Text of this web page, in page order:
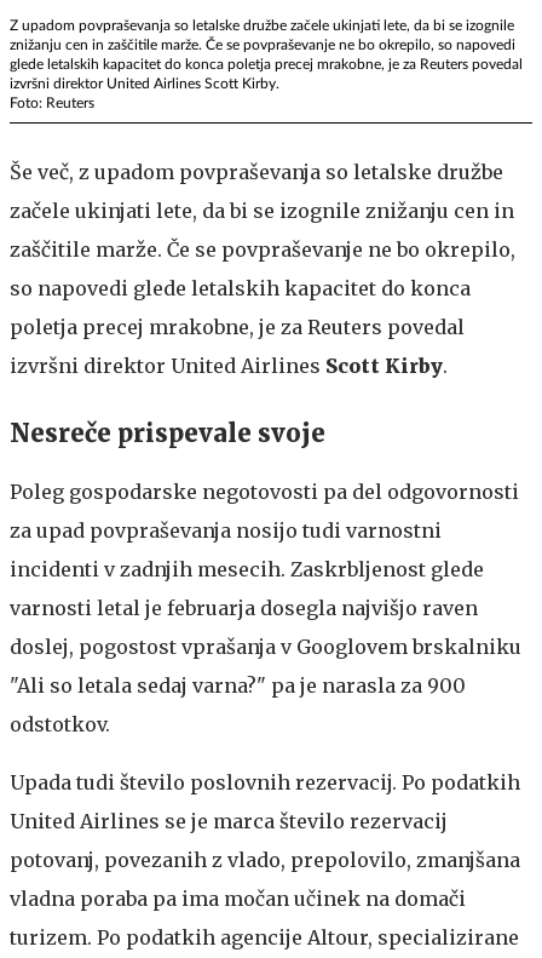
Z upadom povpraševanja so letalske družbe začele ukinjati lete, da bi se izognile
znižanju cen in zaščitile marže. Če se povpraševanje ne bo okrepilo, so napovedi
glede letalskih kapacitet do konca poletja precej mrakobne, je za Reuters povedal
izvršni direktor United Airlines Scott Kirby.
Foto: Reuters
Še več, z upadom povpraševanja so letalske družbe
začele ukinjati lete, da bi se izognile znižanju cen in
zaščitile marže. Če se povpraševanje ne bo okrepilo,
so napovedi glede letalskih kapacitet do konca
poletja precej mrakobne, je za Reuters povedal
izvršni direktor United Airlines Scott Kirby.
Nesreče prispevale svoje
Poleg gospodarske negotovosti pa del odgovornosti
za upad povpraševanja nosijo tudi varnostni
incidenti v zadnjih mesecih. Zaskrbljenost glede
varnosti letal je februarja dosegla najvišjo raven
doslej, pogostost vprašanja v Googlovem brskalniku
"Ali so letala sedaj varna?" pa je narasla za 900
odstotkov.
Upada tudi število poslovnih rezervacij. Po podatkih
United Airlines se je marca število rezervacij
potovanj, povezanih z vlado, prepolovilo, zmanjšana
vladna poraba pa ima močan učinek na domači
turizem. Po podatkih agencije Altour, specializirane